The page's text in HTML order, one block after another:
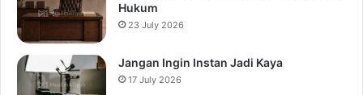
Hukum
23 July 2026
Jangan Ingin Instan Jadi Kaya
17 July 2026